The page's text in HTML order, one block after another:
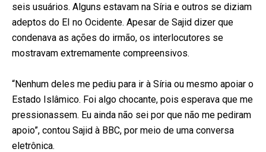
seis usuários. Alguns estavam na Síria e outros se diziam
adeptos do EI no Ocidente. Apesar de Sajid dizer que
condenava as ações do irmão, os interlocutores se
mostravam extremamente compreensivos.
“Nenhum deles me pediu para ir à Síria ou mesmo apoiar o
Estado Islâmico. Foi algo chocante, pois esperava que me
pressionassem. Eu ainda não sei por que não me pediram
apoio”, contou Sajid à BBC, por meio de uma conversa
eletrônica.